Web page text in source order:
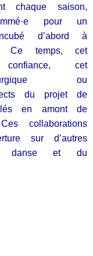
chaque saison,
pour un
d’abord à
Ce temps, cet
cet
ou
du projet de
en amont de
collaborations
sur d’autres
danse et du